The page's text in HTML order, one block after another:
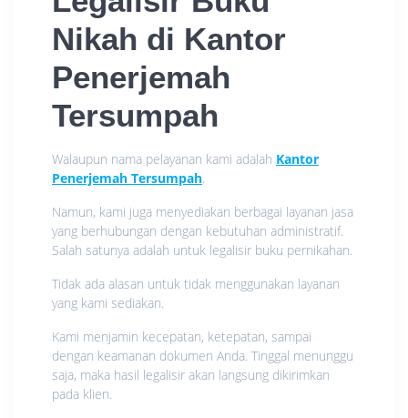
Nikah di Kantor
Penerjemah
Tersumpah
Walaupun nama pelayanan kami adalah Kantor
Penerjemah Tersumpah.
Namun, kami juga menyediakan berbagai layanan jasa
yang berhubungan dengan kebutuhan administratif.
Salah satunya adalah untuk legalisir buku pernikahan.
Tidak ada alasan untuk tidak menggunakan layanan
yang kami sediakan.
Kami menjamin kecepatan, ketepatan, sampai
dengan keamanan dokumen Anda. Tinggal menunggu
saja, maka hasil legalisir akan langsung dikirimkan
pada klien.